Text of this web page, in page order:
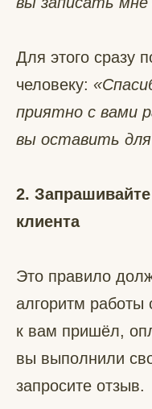
Для этого сразу
человеку:
приятно с вами
вы оставить
2.
клиента
Это правило
алгоритм работы
к вам пришёл,
вы выполнили
запросите отзыв.